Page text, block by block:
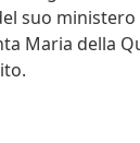
suo
Maria della